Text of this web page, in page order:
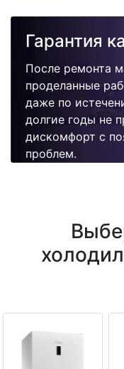
Гарантия
После ремонта
проделанные
даже по
долгие годы не
дискомфорт с
проблем.